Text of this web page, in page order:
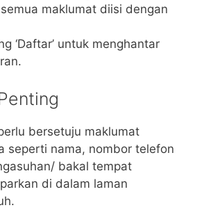
maklumat diisi dengan
‘Daftar’ untuk menghantar
bersetuju maklumat
seperti nama, nombor telefon
bakal tempat
di dalam laman